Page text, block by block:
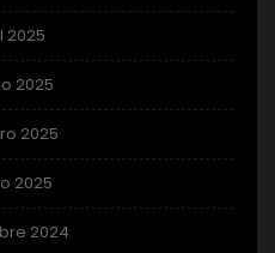
2025
2025
2025
2025
2024